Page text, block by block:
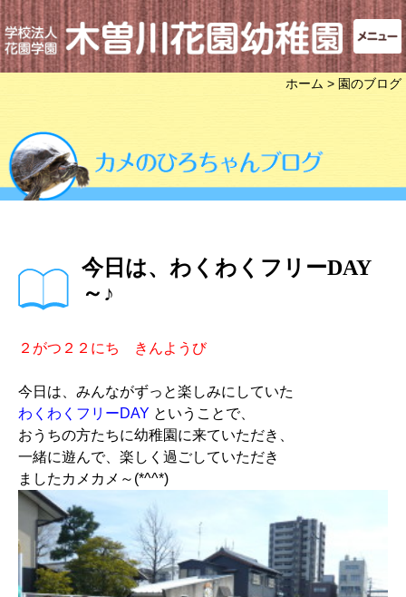
ホーム > 園のブログ
今日は、わくわくフリーDAY
～♪
２がつ２２にち きんようび
今日は、みんながずっと楽しみにしていた
わくわくフリーDAY ということで、
おうちの方たちに幼稚園に来ていただき、
一緒に遊んで、楽しく過ごしていただき
ましたカメカメ～(*^^*)